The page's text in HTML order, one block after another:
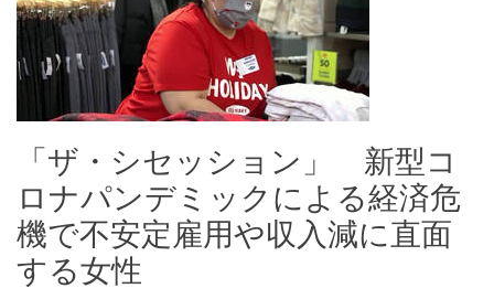
「ザ・シセッション」 新型コ
ロナパンデミックによる経済危
機で不安定雇用や収入減に直面
する女性